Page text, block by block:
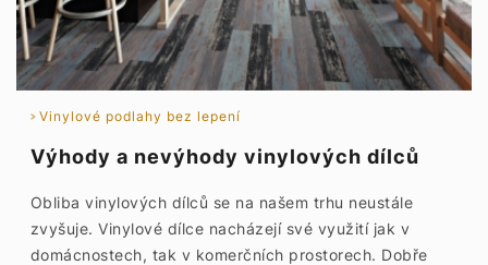
Vinylové podlahy bez lepení
Výhody a nevýhody vinylových dílců
Obliba vinylových dílců se na našem trhu neustále
zvyšuje. Vinylové dílce nacházejí své využití jak v
domácnostech, tak v komerčních prostorech. Dobře